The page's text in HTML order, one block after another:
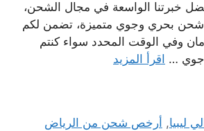
خبرتنا الواسعة في مجال الشحن،
بحري وجوي متميزة، تضمن لكم
وفي الوقت المحدد سواء كنتم
… اقرأ المزيد
ليبيا, أرخص شحن من الرياض